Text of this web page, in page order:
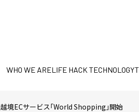
WHO WE ARELIFE HACK TECHNOLOGY
越境ECサービス「World Shopping」開始